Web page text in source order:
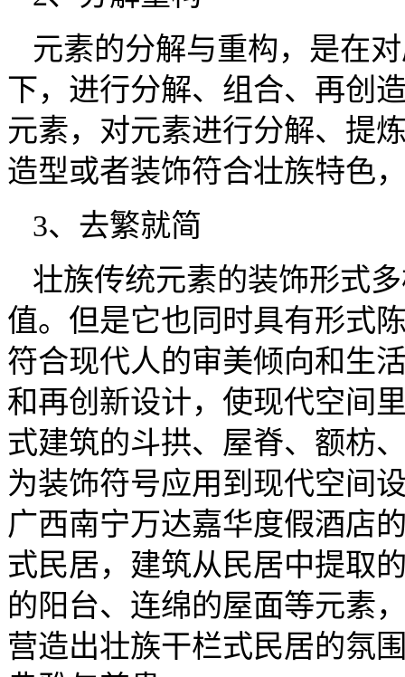
元素的分解与重构，是在
下，进行分解、组合、再创
元素，对元素进行分解、提
造型或者装饰符合壮族特色
3、去繁就简
壮族传统元素的装饰形式
值。但是它也同时具有形式
符合现代人的审美倾向和生
和再创新设计，使现代空间
式建筑的斗拱、屋脊、额枋
为装饰符号应用到现代空间
广西南宁万达嘉华度假酒店
式民居，建筑从民居中提取
的阳台、连绵的屋面等元素
营造出壮族干栏式民居的氛